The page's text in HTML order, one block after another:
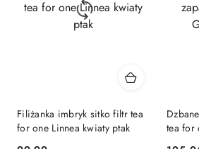
Filiżanka imbryk sitko filtr tea
for one Linnea kwiaty ptak
tea for